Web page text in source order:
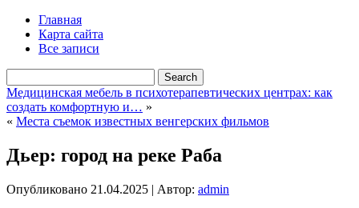
Главная
Карта сайта
Все записи
Медицинская мебель в психотерапевтических центрах: как
создать комфортную и… »
« Места съемок известных венгерских фильмов
Дьер: город на реке Раба
Опубликовано 21.04.2025 | Автор: admin